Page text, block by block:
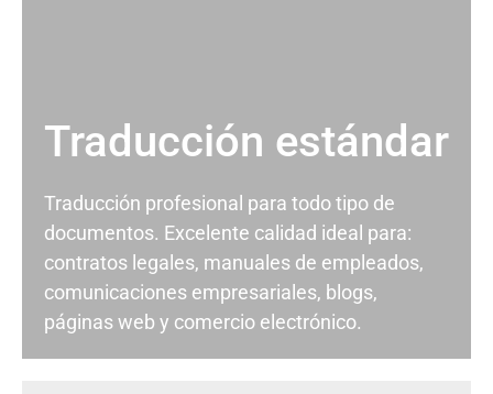
Traducción estándar
Traducción profesional para todo tipo de
documentos. Excelente calidad ideal para:
contratos legales, manuales de empleados,
comunicaciones empresariales, blogs,
páginas web y comercio electrónico.